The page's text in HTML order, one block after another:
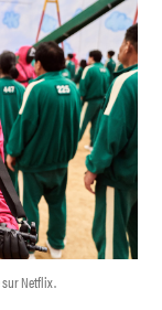
sur Netflix.